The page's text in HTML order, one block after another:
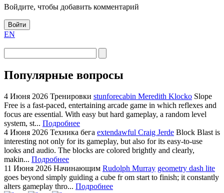
Войдите, чтобы добавить комментарий
Войти
EN
Популярные вопросы
4 Июня 2026 Тренировки stunforecabin Meredith Klocko Slope
Free is a fast-paced, entertaining arcade game in which reflexes and
focus are essential. With easy but hard gameplay, a random level
system, st... Подробнее
4 Июня 2026 Техника бега extendawful Craig Jerde Block Blast is
interesting not only for its gameplay, but also for its easy-to-use
looks and audio. The blocks are colored brightly and clearly,
makin... Подробнее
11 Июня 2026 Начинающим Rudolph Murray geometry dash lite
goes beyond simply guiding a cube fr om start to finish; it constantly
alters gameplay thro... Подробнее